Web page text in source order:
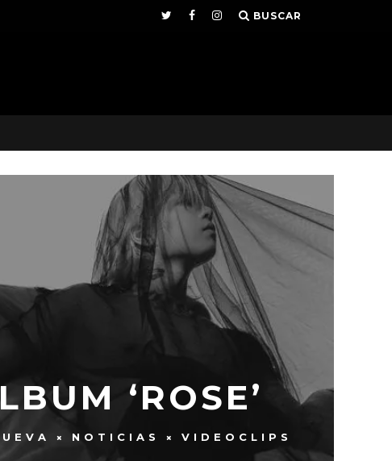
BUSCAR
‘ROSE’
NOTICIAS VIDEOCLIPS